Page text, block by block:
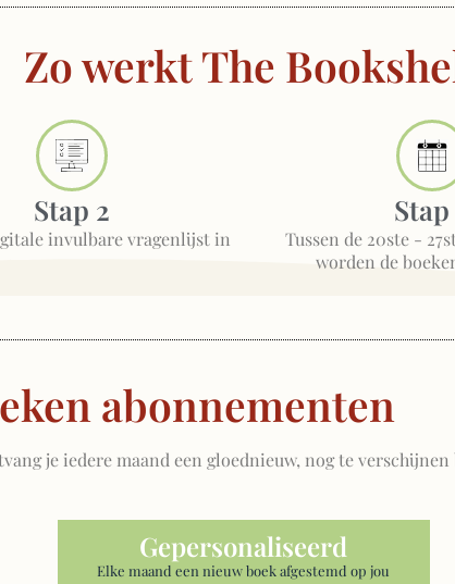
Zo werkt The
Stap 2
invulbare vragenlijst in
Stap
Tussen de 20ste -
worden de
abonnementen
je iedere maand een gloednieuw, nog te
Gepersonaliseerd
Elke maand een nieuw boek afgestemd op jou